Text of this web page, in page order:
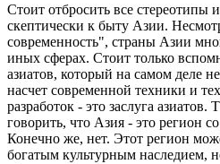
Стоит отбросить все стереотипы
скептически к быту Азии.
современность", страны Азии
иных сферах. Стоит только
азиатов, который на самом деле
насчет современной техники и
разработок - это заслуга
говорить, что Азия - это регион
Конечно же, нет. Этот регион
богатым культурным наследием,